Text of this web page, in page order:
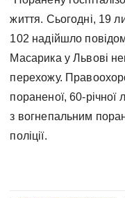
життя. Сьогодні, 19
102 надійшло
Масарика у Львові
перехожу.
пораненої, 60-річної
з вогнепальним
поліції.